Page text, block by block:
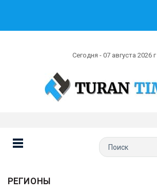
Сегодня - 07 августа 2026 г
РЕГИОНЫ